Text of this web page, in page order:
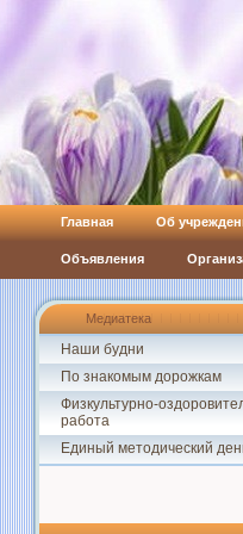
Главная Об
Объявления
Медиатека
Наши будни
По знакомым дорожкам
Физкультурно-
работа
Единый методический